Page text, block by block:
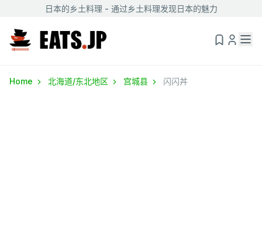
日本的乡土料理 - 通过乡土料理发现日本的魅力
Home 北海道/东北地区 宫城县 闪闪丼